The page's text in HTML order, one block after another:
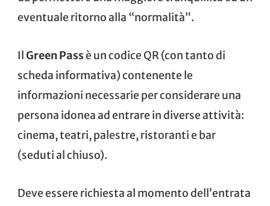
eventuale ritorno alla “normalità”.
Il Green Passè un codice QR (con tanto di
scheda informativa) contenente le
informazioni necessarie per considerare una
persona idonea ad entrare in diverse attività:
cinema, teatri, palestre, ristoranti e bar
(seduti al chiuso).
Deve essere richiesta al momento dell’entrata